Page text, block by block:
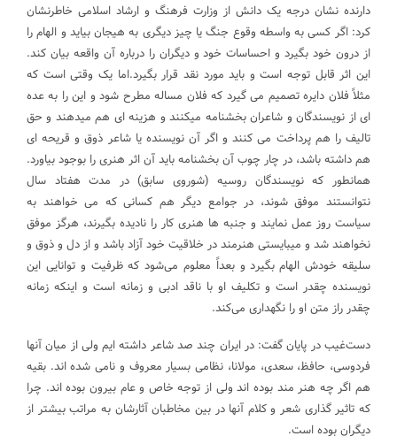
دارنده نشان درجه یک دانش از وزارت فرهنگ و ارشاد اسلامی خاطرنشان
کرد: اگر کسی به واسطه وقوع جنگ یا چیز دیگری به هیجان بیاید و الهام را
از درون خود بگیرد و احساسات خود و دیگران را درباره آن واقعه بیان کند.
این اثر قابل توجه است و باید مورد نقد قرار بگیرد.اما یک وقتی است که
مثلاً فلان دایره تصمیم می گیرد که فلان مساله مطرح شود و این را به عده
ای از نویسندگان و شاعران بخشنامه میکنند و هزینه ای هم میدهند و حق
تالیف را هم پرداخت می کنند و اگر آن نویسنده یا شاعر ذوق و قریحه ای
هم داشته باشد، در چار چوب آن بخشنامه باید آن اثر هنری را بوجود بیاورد.
همانطور که نویسندگان روسیه (شوروی سابق) در مدت هفتاد سال
نتوانستند موفق شوند، در جوامع دیگر هم کسانی که می خواهند به
سیاست روز عمل نمایند و جنبه ها هنری کار را نادیده بگیرند، هرگز موفق
نخواهند شد و میبایستی هنرمند در خلاقیت خود آزاد باشد و از دل و ذوق و
سلیقه خودش الهام بگیرد و بعداً معلوم می‌شود که ظرفیت و توانایی این
نویسنده چقدر است و تکلیف او با ناقد ادبی و زمانه است و اینکه زمانه
چقدر راز متن او را نگهداری می‌کند.
دست‌غیب در پایان گفت: در ایران چند صد شاعر داشته ایم ولی از میان آنها
فردوسی، حافظ، سعدی، مولانا، نظامی بسیار معروف و نامی شده اند. بقیه
هم اگر چه هنر مند بوده اند ولی از توجه خاص و عام بیرون بوده اند. چرا
که تاثیر گذاری شعر و کلام آنها در بین مخاطبان آثارشان به مراتب بیشتر از
دیگران بوده است.